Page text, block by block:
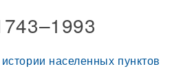
населенных пунктов